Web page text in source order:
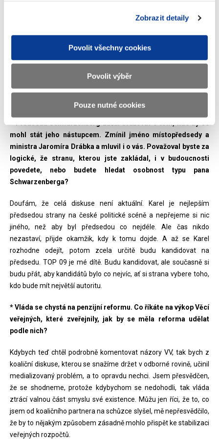
Zobrazit detaily
Povolit všechny cookies
Povolit výběr
Pouze nutné cookies
volbách projevilo to, že se vám nepodařilo vytvořit normální
Záleží na krajích. V některém kraji už se podařilo zakotvit
formálně i neformálně. Jinde je to trochu slabší. Není to nic jiného
než přirozené obtíže růstu.
mohl stát jeho nástupcem. Zmínil jméno místopředsedy a
ministra Jaromíra Drábka a mluvil i o vás. Považoval byste za
logické, že stranu, kterou jste zakládal, i v budoucnosti
povedete, nebo budete hledat osobnost typu pana
Schwarzenberga?
Doufám, že celá diskuse není aktuální. Karel je nejlepším
předsedou strany na české politické scéně a nepřejeme si nic
jiného, než aby byl předsedou co nejdéle. Ale čas nikdo
nezastaví, přijde okamžik, kdy k tomu dojde. A až se Karel
rozhodne odejít, potom zcela určitě budu kandidovat na
předsedu. TOP 09 je mé dítě. Budu kandidovat, ale současně si
budu přát, aby kandidátů bylo co nejvíc, ať si strana vybere toho,
kdo bude mít největší autoritu.
* Vláda se chystá na penzijní reformu. Co říkáte na výkop Věcí
veřejných, které zveřejnily, jak by se měla reforma udělat
podle nich?
Kdybych teď chtěl podrobně komentovat názory VV, tak bych z
koaliční diskuse, kterou se snažíme držet v odborné rovině, učinil
medializovaný problém, a to opravdu nechci. Jsem přesvědčen,
že se shodneme, protože kdybychom se nedohodli, tak vláda
ztrácí valnou část smyslu své existence. Můžu jen říci, že to, co
jsem od koaličního partnera na schůzce slyšel, mě nepřesvědčilo,
že by to nějakým způsobem zásadně mohlo přispět ke stabilizaci
veřejných rozpočtů.